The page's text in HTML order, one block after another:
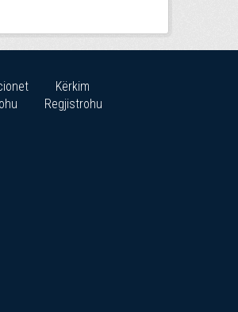
Kërkim
Regjistrohu